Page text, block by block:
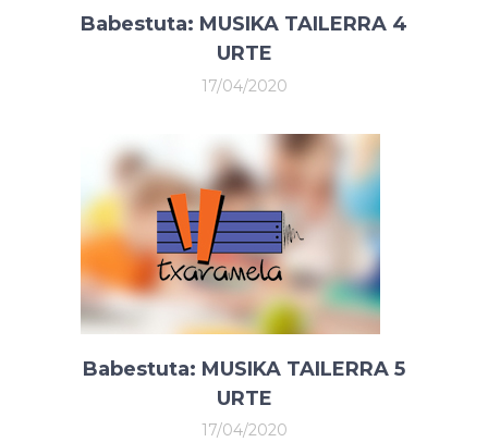
Babestuta: MUSIKA TAILERRA 4
URTE
17/04/2020
Babestuta: MUSIKA TAILERRA 5
URTE
17/04/2020